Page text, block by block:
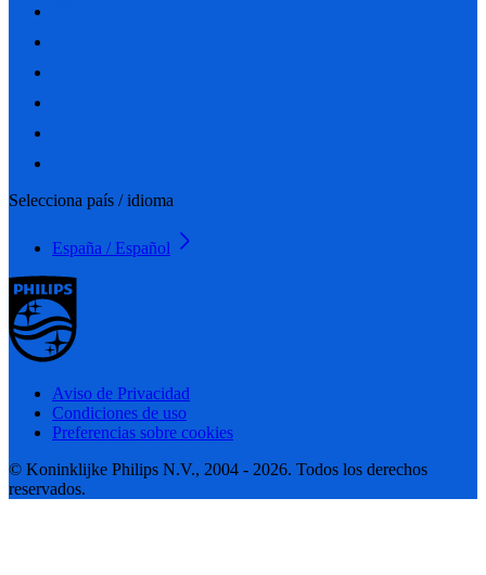
Selecciona país / idioma
España / Español
Aviso de Privacidad
Condiciones de uso
Preferencias sobre cookies
© Koninklijke Philips N.V., 2004 - 2026. Todos los derechos
reservados.